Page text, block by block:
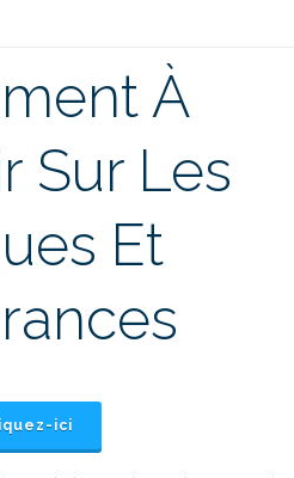
À
Sur Les
Et
ici